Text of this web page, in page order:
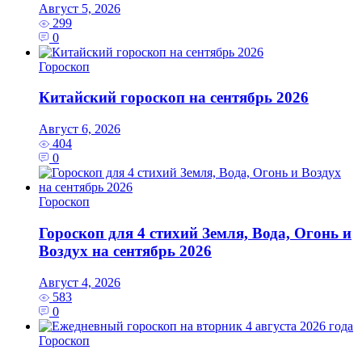
Август 5, 2026
299
0
Гороскоп
Китайский гороскоп на сентябрь 2026
Август 6, 2026
404
0
Гороскоп
Гороскоп для 4 стихий Земля, Вода, Огонь и
Воздух на сентябрь 2026
Август 4, 2026
583
0
Гороскоп